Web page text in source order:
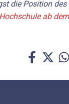
die Position des
ab